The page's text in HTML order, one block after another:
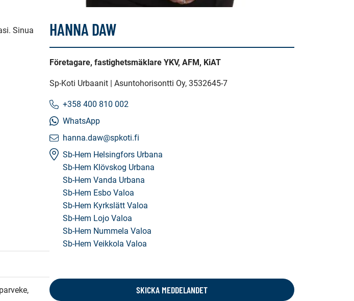
Sinua
HANNA DAW
Företagare, fastighetsmäklare YKV, AFM, KiAT
Sp-Koti Urbaanit | Asuntohorisontti Oy, 3532645-7
+358 400 810 002
WhatsApp
hanna.daw@spkoti.fi
Sb-Hem Helsingfors Urbana
Sb-Hem Klövskog Urbana
Sb-Hem Vanda Urbana
Sb-Hem Esbo Valoa
Sb-Hem Kyrkslätt Valoa
Sb-Hem Lojo Valoa
Sb-Hem Nummela Valoa
Sb-Hem Veikkola Valoa
SKICKA MEDDELANDET